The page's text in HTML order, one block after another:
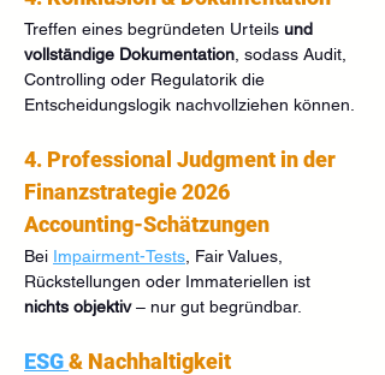
Treffen eines begründeten Urteils und
vollständige Dokumentation , sodass Audit,
Controlling oder Regulatorik die
Entscheidungslogik nachvollziehen können.
4. Professional Judgment in der
Finanzstrategie 2026
Accounting-Schätzungen
Bei Impairment-Tests , Fair Values,
Rückstellungen oder Immateriellen ist
nichts objektiv – nur gut begründbar.
ESG & Nachhaltigkeit